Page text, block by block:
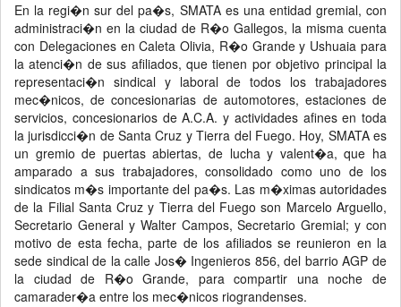
En la regi�n sur del pa�s, SMATA es una entidad gremial, con
administraci�n en la ciudad de R�o Gallegos, la misma cuenta
con Delegaciones en Caleta Olivia, R�o Grande y Ushuaia para
la atenci�n de sus afiliados, que tienen por objetivo principal la
representaci�n sindical y laboral de todos los trabajadores
mec�nicos, de concesionarias de automotores, estaciones de
servicios, concesionarios de A.C.A. y actividades afines en toda
la jurisdicci�n de Santa Cruz y Tierra del Fuego. Hoy, SMATA es
un gremio de puertas abiertas, de lucha y valent�a, que ha
amparado a sus trabajadores, consolidado como uno de los
sindicatos m�s importante del pa�s. Las m�ximas autoridades
de la Filial Santa Cruz y Tierra del Fuego son Marcelo Arguello,
Secretario General y Walter Campos, Secretario Gremial; y con
motivo de esta fecha, parte de los afiliados se reunieron en la
sede sindical de la calle Jos� Ingenieros 856, del barrio AGP de
la ciudad de R�o Grande, para compartir una noche de
camarader�a entre los mec�nicos riograndenses.